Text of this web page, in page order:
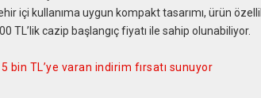
içi kullanıma uygun kompakt tasarımı, ürün
TL’lik cazip başlangıç fiyatı ile sahip olunabiliyor.
bin TL’ye varan indirim fırsatı sunuyor